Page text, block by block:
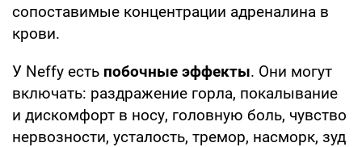
сопоставимые концентрации адреналина в
крови.
У Neffy есть побочные эффекты. Они могут
включать: раздражение горла, покалывание
и дискомфорт в носу, головную боль, чувство
нервозности, усталость, тремор, насморк, зуд